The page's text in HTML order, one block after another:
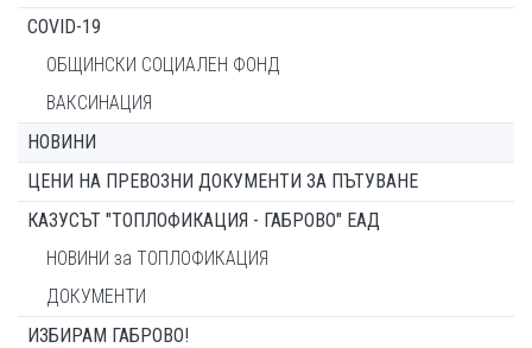
COVID-19
ОБЩИНСКИ СОЦИАЛЕН ФОНД
ВАКСИНАЦИЯ
НОВИНИ
ЦЕНИ НА ПРЕВОЗНИ ДОКУМЕНТИ ЗА ПЪТУВАНЕ
КАЗУСЪТ "ТОПЛОФИКАЦИЯ - ГАБРОВО" ЕАД
НОВИНИ за ТОПЛОФИКАЦИЯ
ДОКУМЕНТИ
ИЗБИРАМ ГАБРОВО!